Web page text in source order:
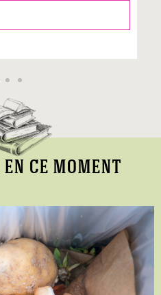
ce moment